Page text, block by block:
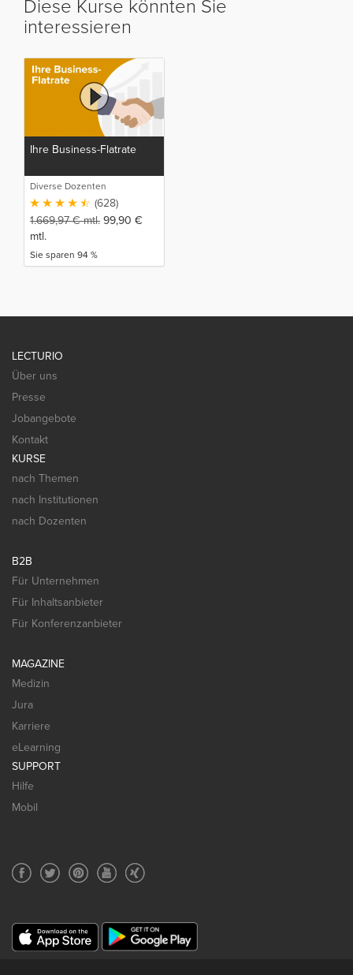
Diese Kurse könnten Sie
interessieren
Ihre Business-Flatrate
Diverse Dozenten
(628)
1.669,97€mtl. 99,90 €
mtl.
Sie sparen 94 %
LECTURIO
Über uns
Presse
Jobangebote
Kontakt
KURSE
nach Themen
nach Institutionen
nach Dozenten
B2B
Für Unternehmen
Für Inhaltsanbieter
Für Konferenzanbieter
MAGAZINE
Medizin
Jura
Karriere
eLearning
SUPPORT
Hilfe
Mobil